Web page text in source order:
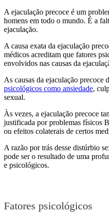
A ejaculação precoce é um
homens em todo o mundo. É a
ejaculação.
A causa exata da ejaculação
médicos acreditam que fatores
envolvidos nas causas da
As causas da ejaculação precoce
psicológicos como ansiedade,
sexual.
Às vezes, a ejaculação precoce
justificada por problemas físicos
ou efeitos colaterais de certos
A razão por trás desse distúrbio
pode ser o resultado de uma
e psicológicos.
Fatores psicológicos